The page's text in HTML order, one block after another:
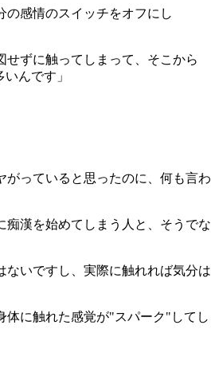
感情のスイッチをオフにし
せずに触ってしまって、そこから
んです」
っていると思ったのに、何も言わ
漢を始めてしまう人と、そうでな
いですし、実際に触れれば気分は
体に触れた感覚が"スパーク"してし